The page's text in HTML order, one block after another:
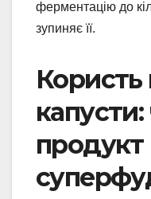
ферментацію до
зупиняє її.
Користь